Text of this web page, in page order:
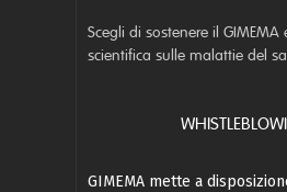
Scegli di sostenere il GIMEMA
scientifica sulle malattie del
GIMEMA mette a